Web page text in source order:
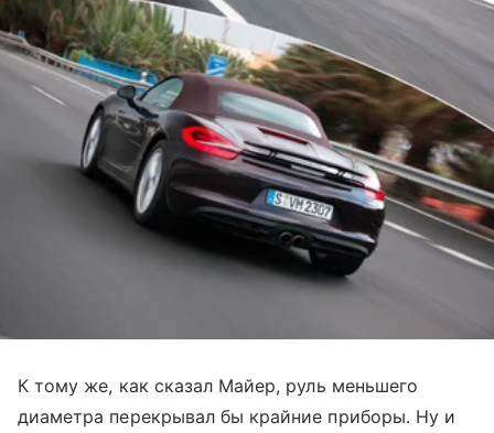
К тому же, как сказал Майер, руль меньшего
диаметра перекрывал бы крайние приборы. Ну и